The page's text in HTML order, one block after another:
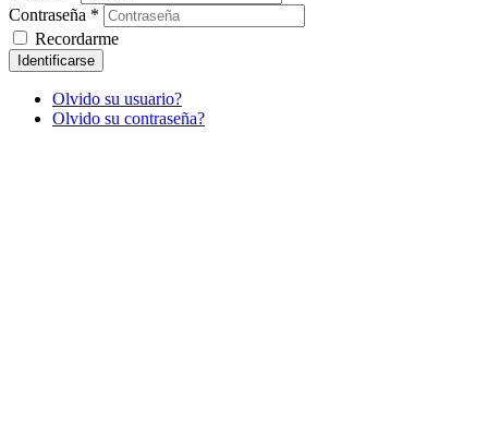
Contraseña *
Recordarme
Identificarse
Olvido su usuario?
Olvido su contraseña?